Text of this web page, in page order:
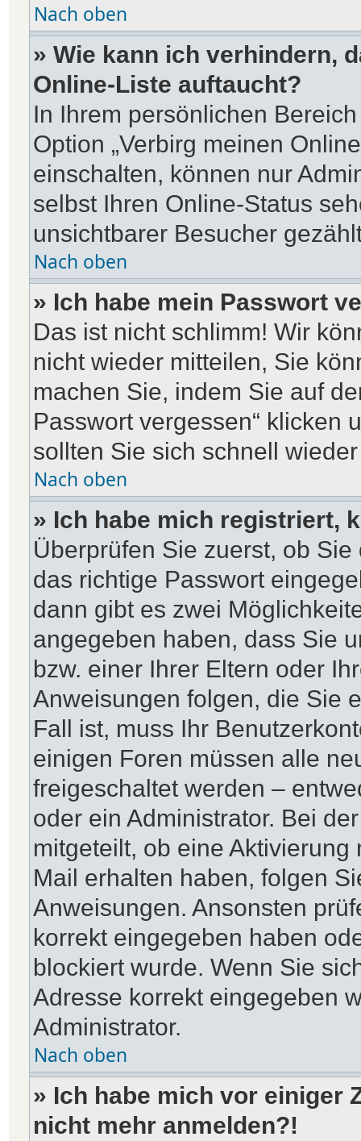
Nach oben
» Wie kann ich verhindern,
Online-Liste auftaucht?
In Ihrem persönlichen
Option „Verbirg meinen
einschalten, können nur
selbst Ihren Online-Status
unsichtbarer Besucher
Nach oben
» Ich habe mein Passwort
Das ist nicht schlimm! Wir
nicht wieder mitteilen, Sie
machen Sie, indem Sie auf
Passwort vergessen“ klicken
sollten Sie sich schnell
Nach oben
» Ich habe mich registriert,
Überprüfen Sie zuerst, ob
das richtige Passwort
dann gibt es zwei
angegeben haben, dass Sie
bzw. einer Ihrer Eltern oder
Anweisungen folgen, die Sie
Fall ist, muss Ihr
einigen Foren müssen alle
freigeschaltet werden –
oder ein Administrator. Bei
mitgeteilt, ob eine
Mail erhalten haben, folgen
Anweisungen. Ansonsten
korrekt eingegeben haben
blockiert wurde. Wenn Sie
Adresse korrekt eingegeben
Administrator.
Nach oben
» Ich habe mich vor einiger
nicht mehr anmelden?!